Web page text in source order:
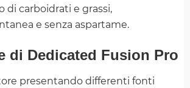
di carboidrati e grassi,
e senza aspartame.
di Dedicated Fusion Pro
presentando differenti fonti